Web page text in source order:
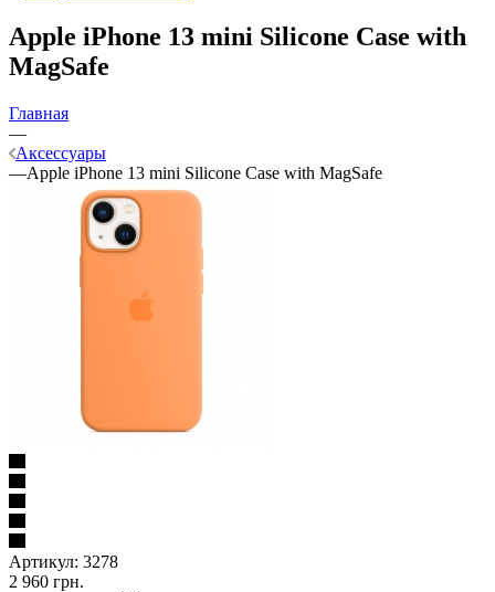
Apple iPhone 13 mini Silicone Case with
MagSafe
Главная
—
Аксессуары
—Apple iPhone 13 mini Silicone Case with MagSafe
Артикул: 3278
2 960 грн.